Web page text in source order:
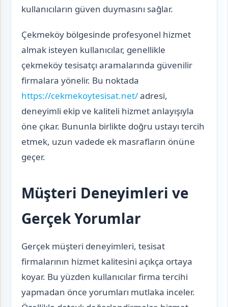
kullanıcıların güven duymasını sağlar.
Çekmeköy bölgesinde profesyonel hizmet
almak isteyen kullanıcılar, genellikle
çekmeköy tesisatçı aramalarında güvenilir
firmalara yönelir. Bu noktada
https://cekmekoytesisat.net/adresi,
deneyimli ekip ve kaliteli hizmet anlayışıyla
öne çıkar. Bununla birlikte doğru ustayı tercih
etmek, uzun vadede ek masrafların önüne
geçer.
Müşteri Deneyimleri ve
Gerçek Yorumlar
Gerçek müşteri deneyimleri, tesisat
firmalarının hizmet kalitesini açıkça ortaya
koyar. Bu yüzden kullanıcılar firma tercihi
yapmadan önce yorumları mutlaka inceler.